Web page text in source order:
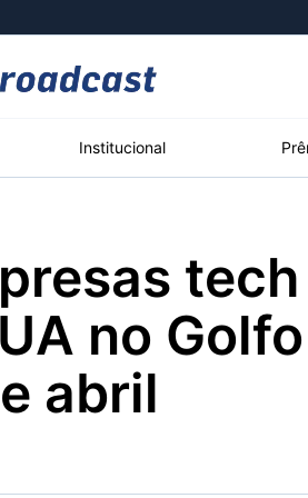
Institucional
de
White Label
Plataforma para
conteúdos
personalizados
no
abril